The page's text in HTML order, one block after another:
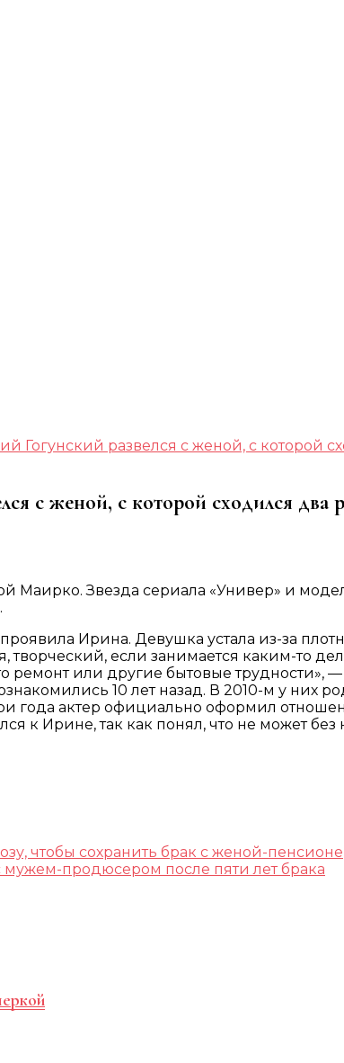
Гогунский развелся с женой, с которой
с женой, с которой сходился два
Маирко. Звезда сериала «Универ» и
Ирина. Девушка устала из-за
если занимается каким-то
или другие бытовые трудности», —
10 лет назад. В 2010-м у них
года актер официально оформил
к Ирине, так как понял, что не может
чтобы сохранить брак с женой-
продюсером после пяти лет брака